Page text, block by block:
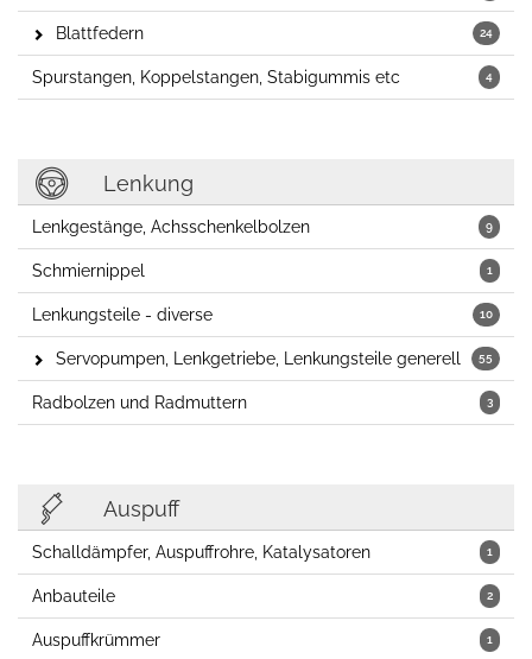
24
Blattfedern
4
Spurstangen, Koppelstangen, Stabigummis etc
Lenkung
9
Lenkgestänge, Achsschenkelbolzen
1
Schmiernippel
10
Lenkungsteile - diverse
55
Servopumpen, Lenkgetriebe, Lenkungsteile generell
3
Radbolzen und Radmuttern
Auspuff
1
Schalldämpfer, Auspuffrohre, Katalysatoren
2
Anbauteile
1
Auspuffkrümmer